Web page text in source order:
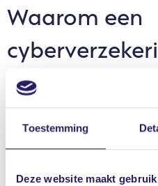
Toestemming
Deze website maakt
Waarom een
Vrieling?
Direct verzekerd bij
Altijd ondersteuning,